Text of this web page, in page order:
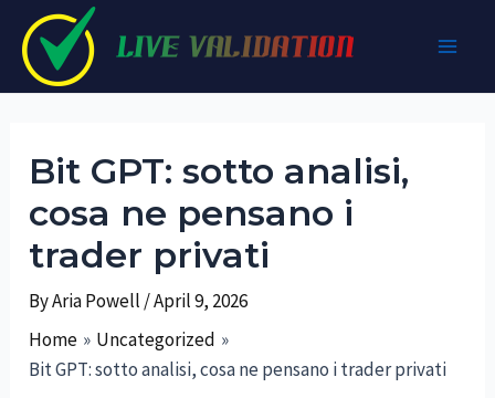
content
Bit GPT: sotto analisi,
cosa ne pensano i
trader privati
ByAria Powell /April 9, 2026
Home
Uncategorized
Bit GPT: sotto analisi, cosa ne pensano i trader privati